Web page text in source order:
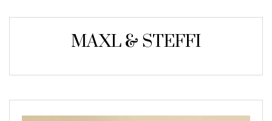
MAXL & STEFFI